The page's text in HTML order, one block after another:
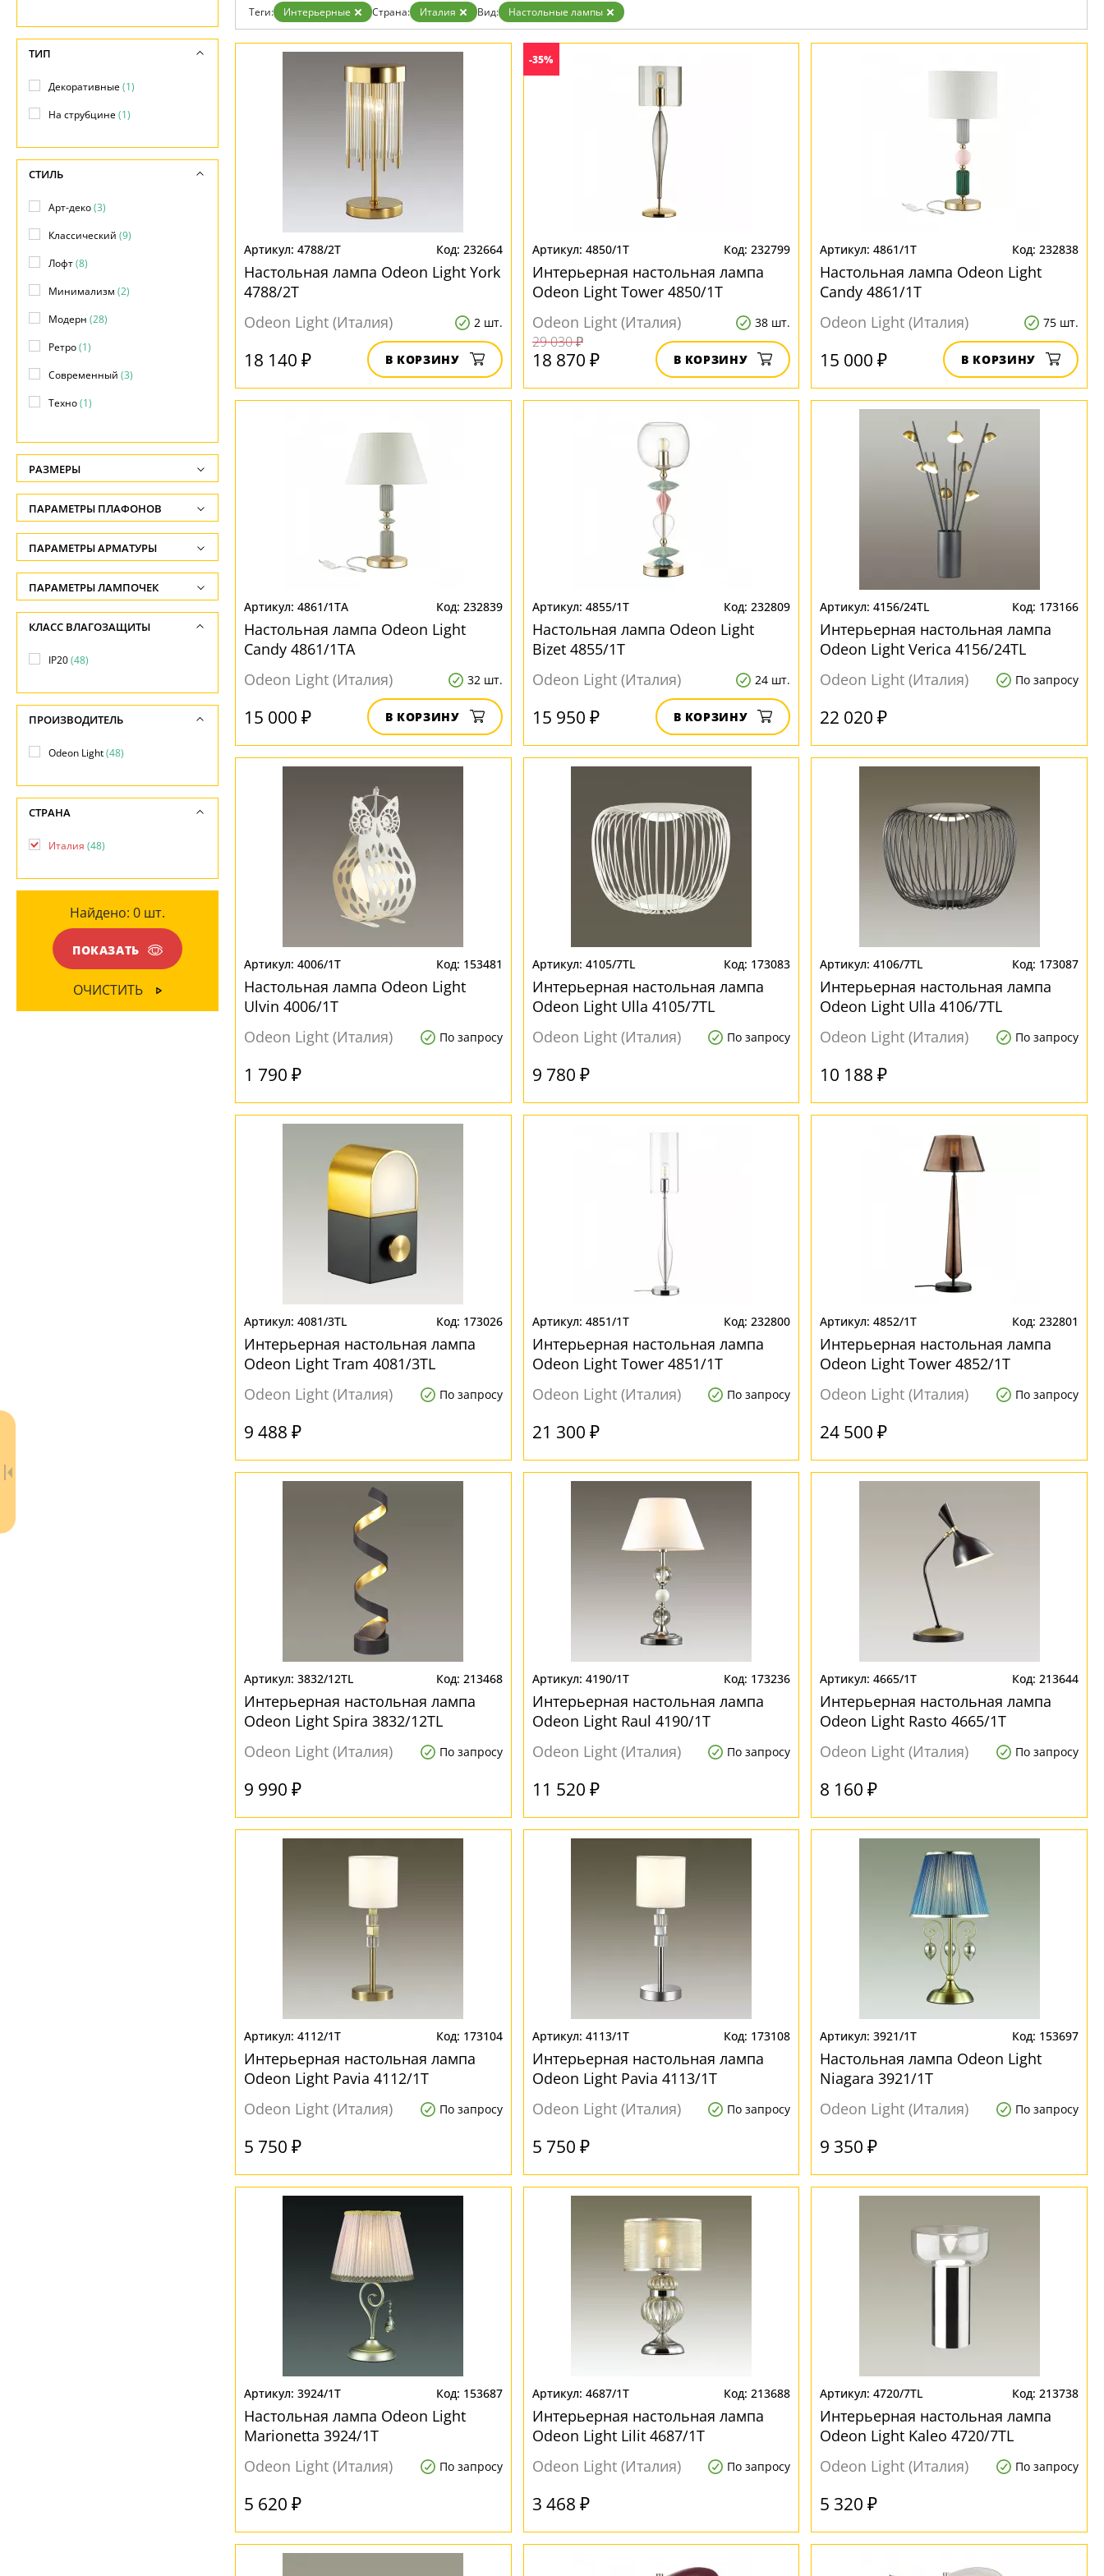
Установка
Дизайнерам
Контакты
- бесплатно по России
- бесплатная доставка
Техно
Хай тек
Теги: Интерьерные Страна: Италия Вид: Настольные лампы
4788/2T 232664
Настольная лампа Odeon Light York
4788/2T
Odeon Light (Италия)
2 шт.
18 140 ₽ В КОРЗИНУ
-35%
4850/1T 232799
Интерьерная настольная лампа
Odeon Light Tower 4850/1T
Odeon Light (Италия)
38 шт.
29 030 ₽
18 870 ₽ В КОРЗИНУ
4861/1T 232838
Настольная лампа Odeon Light
Candy 4861/1T
Odeon Light (Италия)
75 шт.
15 000 ₽ В КОРЗИНУ
4861/1TA 232839
Настольная лампа Odeon Light
Candy 4861/1TA
Odeon Light (Италия)
32 шт.
15 000 ₽ В КОРЗИНУ
4855/1T 232809
Настольная лампа Odeon Light
Bizet 4855/1T
Odeon Light (Италия)
24 шт.
15 950 ₽ В КОРЗИНУ
4156/24TL 173166
Интерьерная настольная лампа
Odeon Light Verica 4156/24TL
Odeon Light (Италия)
По запросу
22 020 ₽
4006/1T 153481
Настольная лампа Odeon Light
Ulvin 4006/1T
Odeon Light (Италия)
По запросу
1 790 ₽
4105/7TL 173083
Интерьерная настольная лампа
Odeon Light Ulla 4105/7TL
Odeon Light (Италия)
По запросу
9 780 ₽
4106/7TL 173087
Интерьерная настольная лампа
Odeon Light Ulla 4106/7TL
Odeon Light (Италия)
По запросу
10 188 ₽
4081/3TL 173026
Интерьерная настольная лампа
Odeon Light Tram 4081/3TL
Odeon Light (Италия)
По запросу
9 488 ₽
4851/1T 232800
Интерьерная настольная лампа
Odeon Light Tower 4851/1T
Odeon Light (Италия)
По запросу
21 300 ₽
4852/1T 232801
Интерьерная настольная лампа
Odeon Light Tower 4852/1T
Odeon Light (Италия)
По запросу
24 500 ₽
3832/12TL 213468
Интерьерная настольная лампа
Odeon Light Spira 3832/12TL
Odeon Light (Италия)
По запросу
9 990 ₽
4190/1T 173236
Интерьерная настольная лампа
Odeon Light Raul 4190/1T
Odeon Light (Италия)
По запросу
11 520 ₽
4665/1T 213644
Интерьерная настольная лампа
Odeon Light Rasto 4665/1T
Odeon Light (Италия)
По запросу
8 160 ₽
4112/1T 173104
Интерьерная настольная лампа
Odeon Light Pavia 4112/1T
Odeon Light (Италия)
По запросу
5 750 ₽
4113/1T 173108
Интерьерная настольная лампа
Odeon Light Pavia 4113/1T
Odeon Light (Италия)
По запросу
5 750 ₽
3921/1T 153697
Настольная лампа Odeon Light
Niagara 3921/1T
Odeon Light (Италия)
По запросу
9 350 ₽
3924/1T 153687
Настольная лампа Odeon Light
Marionetta 3924/1T
Odeon Light (Италия)
По запросу
5 620 ₽
4687/1T 213688
Интерьерная настольная лампа
Odeon Light Lilit 4687/1T
Odeon Light (Италия)
По запросу
3 468 ₽
4720/7TL 213738
Интерьерная настольная лампа
Odeon Light Kaleo 4720/7TL
Odeon Light (Италия)
По запросу
5 320 ₽
ТИП
Декоративные(1)
На струбцине(1)
СТИЛЬ
Арт-деко(3)
Классический (9)
Лофт(8)
Минимализм (2)
Модерн (28)
Ретро(1)
Современный (3)
Техно(1)
Хай-тек(3)
РАЗМЕРЫ
Высота, см
-
Глубина, см
-
Ширина, см
-
Диаметр, см
Длина, см
ПАРАМЕТРЫ ПЛАФОНОВ
ФОРМА ПЛАФОНА
Декоративный(6)
Конус(13)
Круглый (1)
Полушар
Цилиндр(7)
ПОВЕРХНОСТЬ
Матовый(26)
Прозрачный(8)
Рельефный
Текстиль
Вверх(31)
ПАРАМЕТРЫ АРМАТУРЫ
ЦВЕТ АРМАТУРЫ
Бежевый(2)
Золото(10)
Никель(6)
Прозрачный(1)
Серебро
Серый
(3)
(1)
ПОВЕРХНОСТЬ
ПАРАМЕТРЫ ЛАМПОЧЕК
Количество ламп
-
Общая мощность ламп
-
Напряжение
-
КЛАСС ВЛАГОЗАЩИТЫ
IP20(48)
ПРОИЗВОДИТЕЛЬ
Odeon Light(48)
СТРАНА
Италия (48)
Найдено: 0 шт.
ПОКАЗАТЬ
ОЧИСТИТЬ